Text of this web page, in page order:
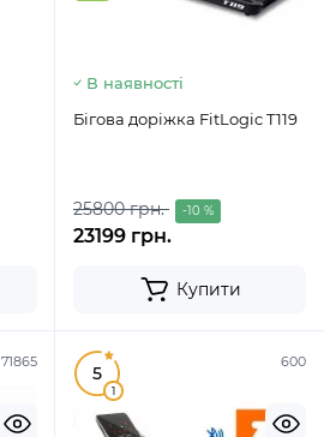
В наявності
Бігова доріжка FitLogic T119
25800 грн. -10 %
23199 грн.
Купити
71865 600
5
1